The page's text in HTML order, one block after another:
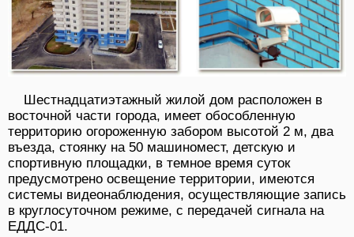
Шестнадцатиэтажный жилой дом расположен в
восточной части города, имеет обособленную
территорию огороженную забором высотой 2 м, два
въезда, стоянку на 50 машиномест, детскую и
спортивную площадки, в темное время суток
предусмотрено освещение территории, имеются
системы видеонаблюдения, осуществляющие запись
в круглосуточном режиме, с передачей сигнала на
ЕДДС-01.